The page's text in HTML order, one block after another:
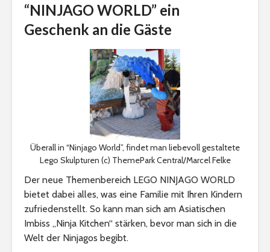
“NINJAGO WORLD” ein
Geschenk an die Gäste
Überall in “Ninjago World”, findet man liebevoll gestaltete
Lego Skulpturen (c) ThemePark Central/Marcel Felke
Der neue Themenbereich LEGO NINJAGO WORLD
bietet dabei alles, was eine Familie mit Ihren Kindern
zufriedenstellt. So kann man sich am Asiatischen
Imbiss „Ninja Kitchen“ stärken, bevor man sich in die
Welt der Ninjagos begibt.